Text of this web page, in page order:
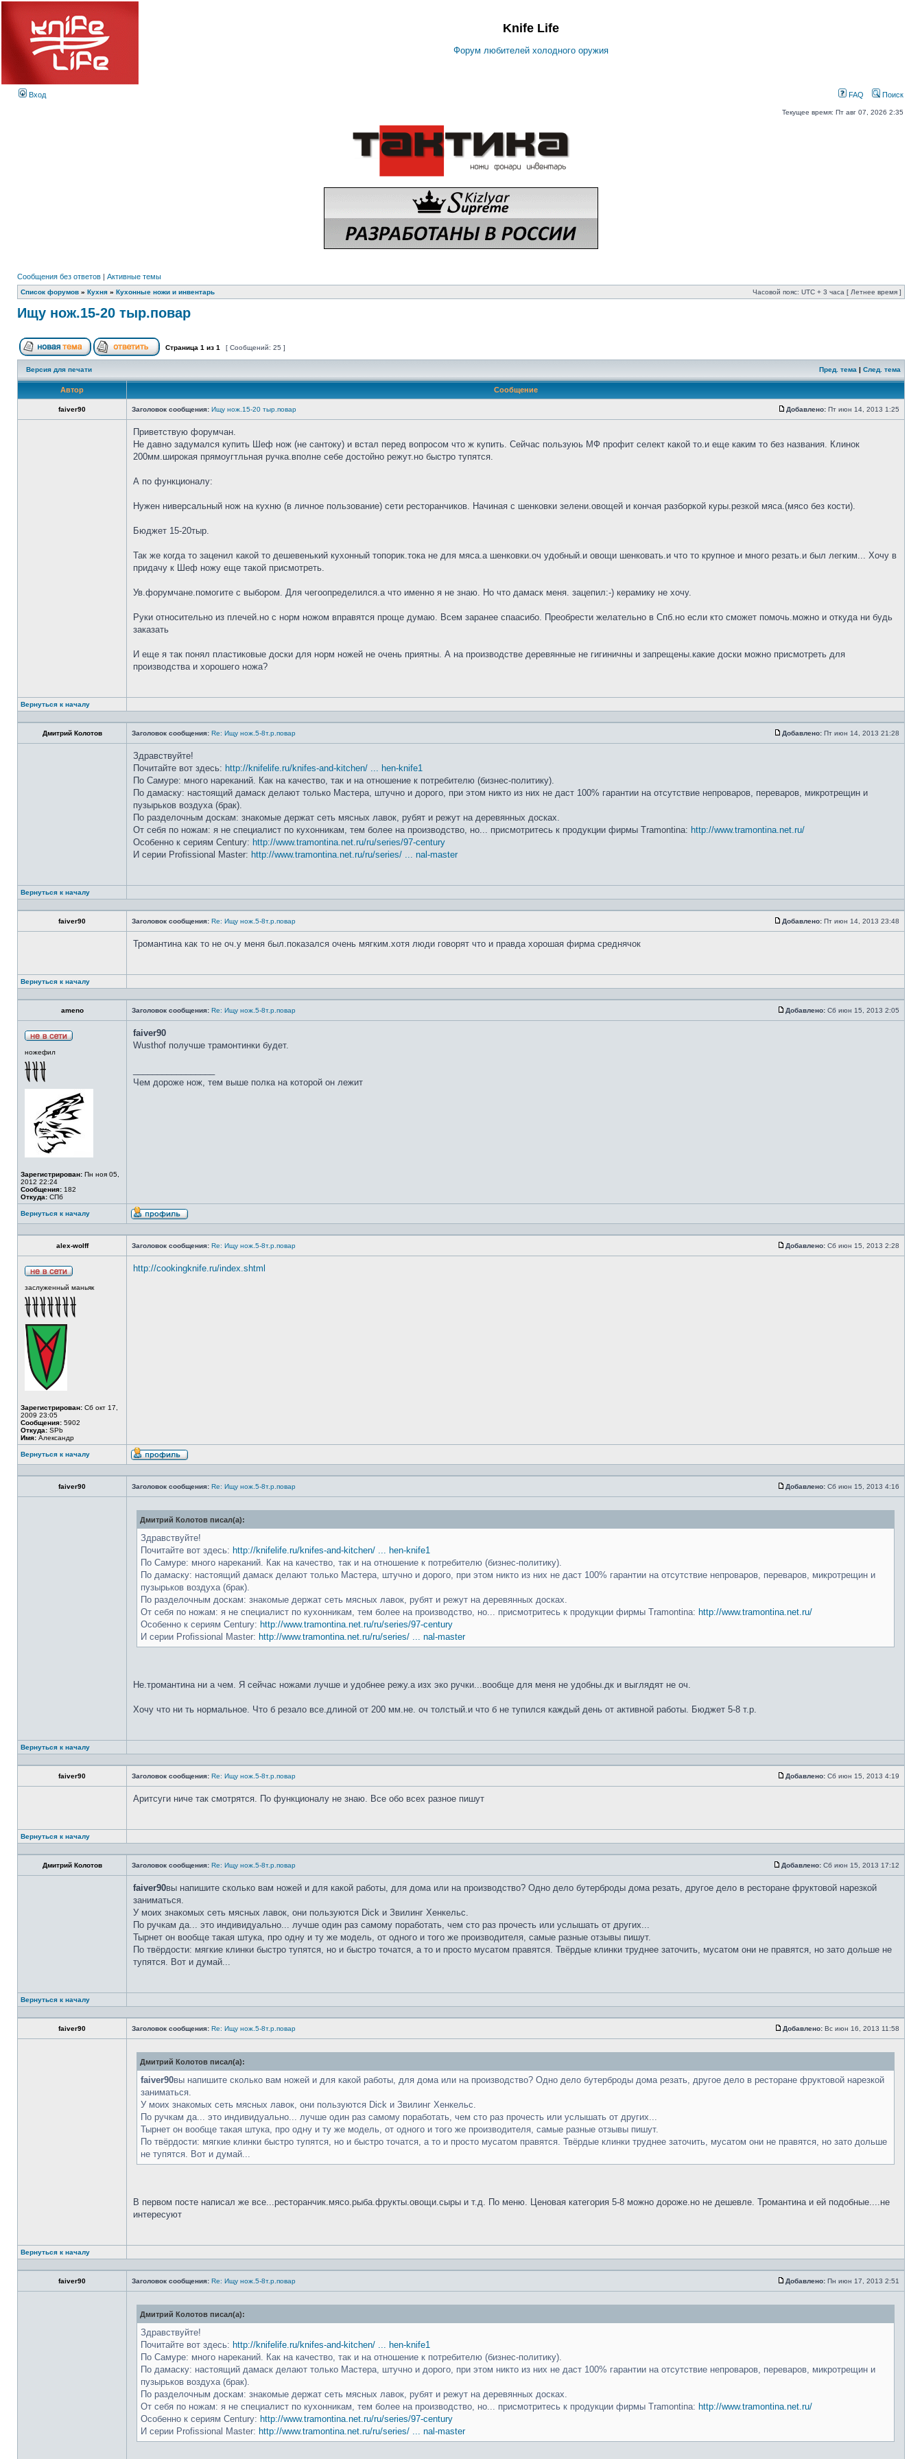
Knife Life
Форум любителей холодного оружия
Вход FAQ Поиск
Текущее время: Пт авг 07, 2026 2:35
Сообщения без ответов | Активные темы
Список форумов » Кухня » Кухонные ножи и инвентарь Часовой пояс: UTC + 3 часа [ Летнее время ]
Ищу нож.15-20 тыр.повар
Страница 1 из 1 [ Сообщений: 25 ]
Версия для печати Пред. тема | След. тема
Автор Сообщение
faiver90 Заголовок сообщения: Ищу нож.15-20 тыр.повар Добавлено: Пт июн 14, 2013 1:25
Приветствую форумчан.
Не давно задумался купить Шеф нож (не сантоку) и встал перед вопросом что ж купить. Сейчас пользуюь МФ профит селект какой то.и еще каким то без названия. Клинок
200мм.широкая прямоугтльная ручка.вполне себе достойно режут.но быстро тупятся.
А по функционалу:
Нужен ниверсальный нож на кухню (в личное пользование) сети ресторанчиков. Начиная с шенковки зелени.овощей и кончая разборкой куры.резкой мяса.(мясо без кости).
Бюджет 15-20тыр.
Так же когда то заценил какой то дешевенький кухонный топорик.тока не для мяса.а шенковки.оч удобный.и овощи шенковать.и что то крупное и много резать.и был легким... Хочу в
придачу к Шеф ножу еще такой присмотреть.
Ув.форумчане.помогите с выбором. Для чегоопределился.а что именно я не знаю. Но что дамаск меня. зацепил:-) керамику не хочу.
Руки относительно из плечей.но с норм ножом вправятся проще думаю. Всем заранее спаасибо. Преобрести желательно в Спб.но если кто сможет помочь.можно и откуда ни будь
заказать
И еще я так понял пластиковые доски для норм ножей не очень приятны. А на производстве деревянные не гигиничны и запрещены.какие доски можно присмотреть для
производства и хорошего ножа?
Вернуться к началу
Дмитрий Колотов Заголовок сообщения: Re: Ищу нож.5-8т.р.повар Добавлено: Пт июн 14, 2013 21:28
Здравствуйте!
Почитайте вот здесь: http://knifelife.ru/knifes-and-kitchen/ ... hen-knife1
По Самуре: много нареканий. Как на качество, так и на отношение к потребителю (бизнес-политику).
По дамаску: настоящий дамаск делают только Мастера, штучно и дорого, при этом никто из них не даст 100% гарантии на отсутствие непроваров, переваров, микротрещин и
пузырьков воздуха (брак).
По разделочным доскам: знакомые держат сеть мясных лавок, рубят и режут на деревянных досках.
От себя по ножам: я не специалист по кухонникам, тем более на производство, но... присмотритесь к продукции фирмы Tramontina: http://www.tramontina.net.ru/
Особенно к сериям Century: http://www.tramontina.net.ru/ru/series/97-century
И серии Profissional Master: http://www.tramontina.net.ru/ru/series/ ... nal-master
Вернуться к началу
faiver90 Заголовок сообщения: Re: Ищу нож.5-8т.р.повар Добавлено: Пт июн 14, 2013 23:48
Тромантина как то не оч.у меня был.показался очень мягким.хотя люди говорят что и правда хорошая фирма среднячок
Вернуться к началу
ameno Заголовок сообщения: Re: Ищу нож.5-8т.р.повар Добавлено: Сб июн 15, 2013 2:05
ножефил
Зарегистрирован: Пн ноя 05,
2012 22:24
Сообщения: 182
Откуда: СПб
faiver90
Wusthof получше трамонтинки будет.
Чем дороже нож, тем выше полка на которой он лежит
Вернуться к началу
alex-wolff Заголовок сообщения: Re: Ищу нож.5-8т.р.повар Добавлено: Сб июн 15, 2013 2:28
заслуженный маньяк
Зарегистрирован: Сб окт 17,
2009 23:05
Сообщения: 5902
Откуда: SPb
Имя: Александр
http://cookingknife.ru/index.shtml
Вернуться к началу
faiver90 Заголовок сообщения: Re: Ищу нож.5-8т.р.повар Добавлено: Сб июн 15, 2013 4:16
Дмитрий Колотов писал(а):
Здравствуйте!
Почитайте вот здесь: http://knifelife.ru/knifes-and-kitchen/ ... hen-knife1
По Самуре: много нареканий. Как на качество, так и на отношение к потребителю (бизнес-политику).
По дамаску: настоящий дамаск делают только Мастера, штучно и дорого, при этом никто из них не даст 100% гарантии на отсутствие непроваров, переваров, микротрещин и
пузырьков воздуха (брак).
По разделочным доскам: знакомые держат сеть мясных лавок, рубят и режут на деревянных досках.
От себя по ножам: я не специалист по кухонникам, тем более на производство, но... присмотритесь к продукции фирмы Tramontina: http://www.tramontina.net.ru/
Особенно к сериям Century: http://www.tramontina.net.ru/ru/series/97-century
И серии Profissional Master: http://www.tramontina.net.ru/ru/series/ ... nal-master
Не.тромантина ни а чем. Я сейчас ножами лучше и удобнее режу.а изх эко ручки...вообще для меня не удобны.дк и выглядят не оч.
Хочу что ни ть нормальное. Что б резало все.длиной от 200 мм.не. оч толстый.и что б не тупился каждый день от активной работы. Бюджет 5-8 т.р.
Вернуться к началу
faiver90 Заголовок сообщения: Re: Ищу нож.5-8т.р.повар Добавлено: Сб июн 15, 2013 4:19
Аритсуги ниче так смотрятся. По функционалу не знаю. Все обо всех разное пишут
Вернуться к началу
Дмитрий Колотов Заголовок сообщения: Re: Ищу нож.5-8т.р.повар Добавлено: Сб июн 15, 2013 17:12
faiver90вы напишите сколько вам ножей и для какой работы, для дома или на производство? Одно дело бутерброды дома резать, другое дело в ресторане фруктовой нарезкой
заниматься.
У моих знакомых сеть мясных лавок, они пользуются Dick и Звилинг Хенкельс.
По ручкам да... это индивидуально... лучше один раз самому поработать, чем сто раз прочесть или услышать от других...
Тырнет он вообще такая штука, про одну и ту же модель, от одного и того же производителя, самые разные отзывы пишут.
По твёрдости: мягкие клинки быстро тупятся, но и быстро точатся, а то и просто мусатом правятся. Твёрдые клинки труднее заточить, мусатом они не правятся, но зато дольше не
тупятся. Вот и думай...
Вернуться к началу
faiver90 Заголовок сообщения: Re: Ищу нож.5-8т.р.повар Добавлено: Вс июн 16, 2013 11:58
Дмитрий Колотов писал(а):
faiver90вы напишите сколько вам ножей и для какой работы, для дома или на производство? Одно дело бутерброды дома резать, другое дело в ресторане фруктовой нарезкой
заниматься.
У моих знакомых сеть мясных лавок, они пользуются Dick и Звилинг Хенкельс.
По ручкам да... это индивидуально... лучше один раз самому поработать, чем сто раз прочесть или услышать от других...
Тырнет он вообще такая штука, про одну и ту же модель, от одного и того же производителя, самые разные отзывы пишут.
По твёрдости: мягкие клинки быстро тупятся, но и быстро точатся, а то и просто мусатом правятся. Твёрдые клинки труднее заточить, мусатом они не правятся, но зато дольше
не тупятся. Вот и думай...
В первом посте написал же все...ресторанчик.мясо.рыба.фрукты.овощи.сыры и т.д. По меню. Ценовая категория 5-8 можно дороже.но не дешевле. Тромантина и ей подобные....не
интересуют
Вернуться к началу
faiver90 Заголовок сообщения: Re: Ищу нож.5-8т.р.повар Добавлено: Пн июн 17, 2013 2:51
Дмитрий Колотов писал(а):
Здравствуйте!
Почитайте вот здесь: http://knifelife.ru/knifes-and-kitchen/ ... hen-knife1
По Самуре: много нареканий. Как на качество, так и на отношение к потребителю (бизнес-политику).
По дамаску: настоящий дамаск делают только Мастера, штучно и дорого, при этом никто из них не даст 100% гарантии на отсутствие непроваров, переваров, микротрещин и
пузырьков воздуха (брак).
По разделочным доскам: знакомые держат сеть мясных лавок, рубят и режут на деревянных досках.
От себя по ножам: я не специалист по кухонникам, тем более на производство, но... присмотритесь к продукции фирмы Tramontina: http://www.tramontina.net.ru/
Особенно к сериям Century: http://www.tramontina.net.ru/ru/series/97-century
И серии Profissional Master: http://www.tramontina.net.ru/ru/series/ ... nal-master